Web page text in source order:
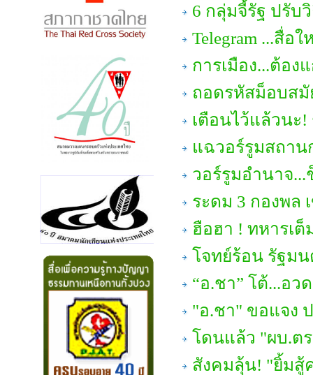
6 กลุ่มจี้รัฐ ปรับ
Telegram ...สื่อ
การเมือง...ต้อง
ถอดรหัสม็อบส
เตือนไว้แล้วน
แฉวอร์รูมสถาน
วอร์รูมอำนาจ
ระดม 3 กองพล
ฮือฮา ! ทหารเ
โจทย์ร้อน รัฐม
“อ.ชา” โต้...อว
"อ.ชา" ขอแจง
โดนแล้ว "ผบ.ต
สังคมลุ้น! "ยิ้มสู้